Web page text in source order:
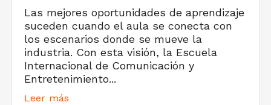
Las mejores oportunidades de aprendizaje
suceden cuando el aula se conecta con
los escenarios donde se mueve la
industria. Con esta visión, la Escuela
Internacional de Comunicación y
Entretenimiento...
Leer más